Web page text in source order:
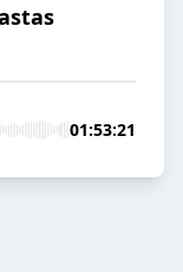
01:53:21